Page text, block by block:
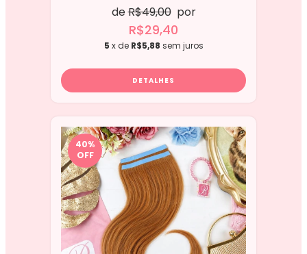
deR$49,00 por
R$29,40
5 x de R$5,88 sem juros
DETALHES
40%
OFF